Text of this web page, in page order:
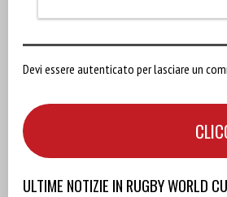
Devi essere autenticato per lasciare un
ULTIME NOTIZIE IN RUGBY WORLD